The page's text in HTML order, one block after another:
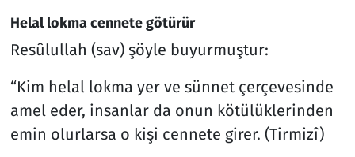
Helal lokma cennete götürür
Resûlullah (sav) şöyle buyurmuştur:
“Kim helal lokma yer ve sünnet çerçevesinde
amel eder, insanlar da onun kötülüklerinden
emin olurlarsa o kişi cennete girer. (Tirmizî)